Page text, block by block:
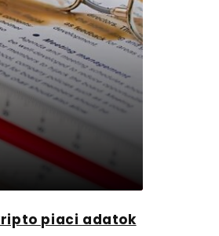
piaci adatok